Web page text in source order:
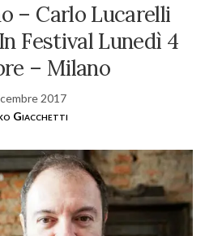
– Carlo Lucarelli
Festival Lunedì 4
– Milano
2017
Giacchetti